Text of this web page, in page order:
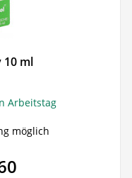
10 ml
Arbeitstag
möglich